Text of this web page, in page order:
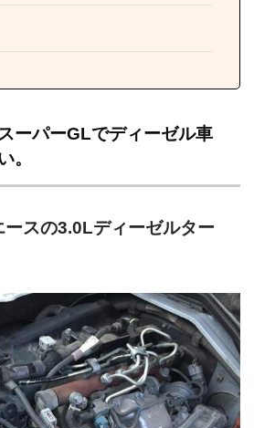
ーパーGLでディーゼル車
。
ースの3.0Lディーゼルター